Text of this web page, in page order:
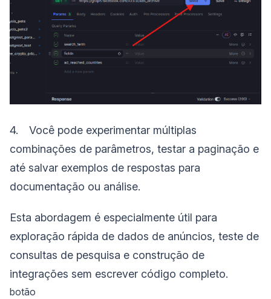
4. Você pode experimentar múltiplas
combinações de parâmetros, testar a paginação e
até salvar exemplos de respostas para
documentação ou análise.
Esta abordagem é especialmente útil para
exploração rápida de dados de anúncios, teste de
consultas de pesquisa e construção de
integrações sem escrever código completo.
botão